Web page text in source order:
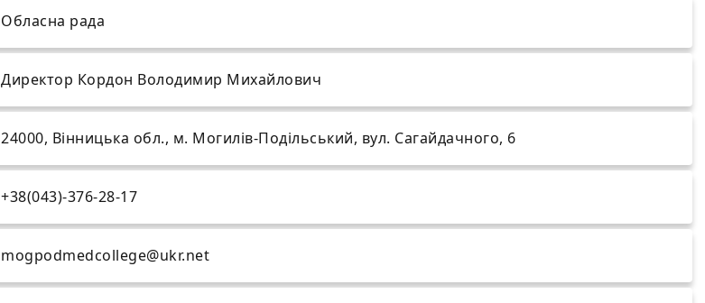
Обласна рада
Директор Кордон Володимир Михайлович
24000, Вінницька обл., м. Могилів-Подільський, вул. Сагайдачного, 6
+38(043)-376-28-17
mogpodmedcollege@ukr.net